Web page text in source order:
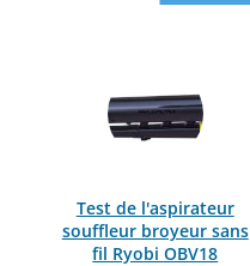
Test de l'aspirateur
souffleur broyeur sans
fil Ryobi OBV18